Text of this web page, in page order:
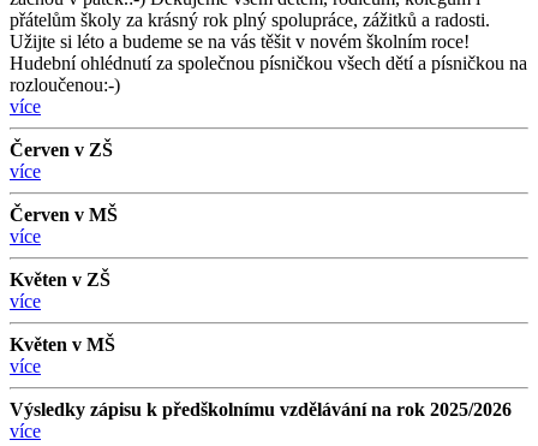
přátelům školy za krásný rok plný spolupráce, zážitků a radosti.
Užijte si léto a budeme se na vás těšit v novém školním roce!
Hudební ohlédnutí za společnou písničkou všech dětí a písničkou na
rozloučenou:-)
více
Červen v ZŠ
více
Červen v MŠ
více
Květen v ZŠ
více
Květen v MŠ
více
Výsledky zápisu k předškolnímu vzdělávání na rok 2025/2026
více